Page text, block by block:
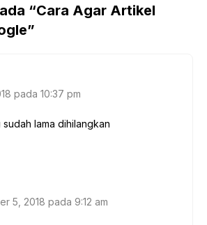
“Cara Agar Artikel
pada 10:37 pm
lama dihilangkan
5, 2018 pada 9:12 am